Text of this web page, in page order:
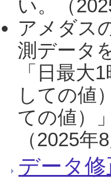
い。（
アメダス
測データ
「日最大
しての値
ての値）
（2025年
データ